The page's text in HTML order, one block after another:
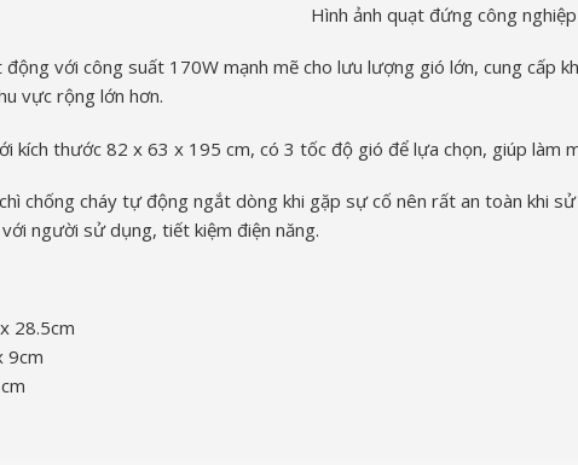
Hình ảnh quạt đứng công
với công suất 170W mạnh mẽ cho lưu lượng gió lớn, cung cấp
vực rộng lớn hơn.
kích thước 82 x 63 x 195 cm, có 3 tốc độ gió để lựa chọn, giúp làm
chống cháy tự động ngắt dòng khi gặp sự cố nên rất an toàn khi
người sử dụng, tiết kiệm điện năng.
28.5cm
9cm